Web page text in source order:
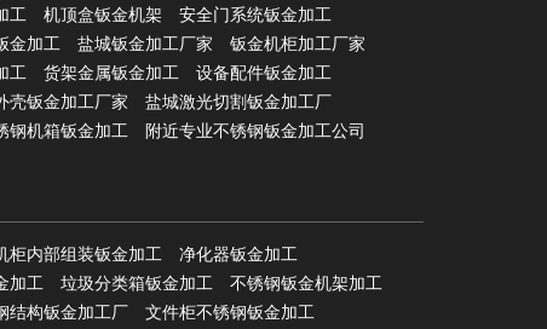
工 机顶盒钣金机架
安全门系统钣金加工
金加工 盐城钣金加工厂家
钣金机柜加工厂家
工 货架金属钣金加工
设备配件钣金加工
壳钣金加工厂家
盐城激光切割钣金加工厂
钢机箱钣金加工 附近专业不锈钢钣金加工公司
柜内部组装钣金加工
净化器钣金加工
加工 垃圾分类箱钣金加工
不锈钢钣金机架加工
结构钣金加工厂
文件柜不锈钢钣金加工